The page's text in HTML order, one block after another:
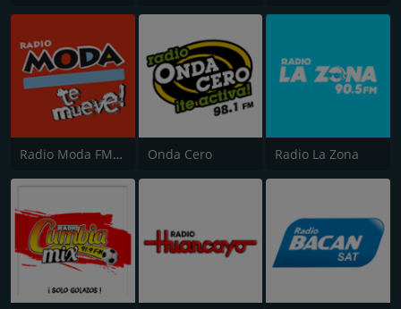
Radio Moda FM 97.3 Onda Cero Radio La Zona